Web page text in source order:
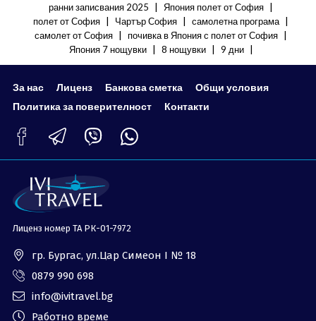
ОЩЕ
За нас - Ivi Travel
Лиценз
Банкова сметка
Общи условия
Политика за
поверителност
Контакти
0879 990 698
ранни записвания 2025 | Япония полет от София |
полет от София | Чартър София | самолетна програма |
самолет от София | почивка в Япония с полет от София |
Япония 7 нощувки | 8 нощувки | 9 дни |
За нас Лиценз Банкова сметка
Общи условия
Политика за поверителност
Контакти
Лиценз номер ТА РК-01-7972
гр. Бургас, ул.Цар Симеон I № 18
0879 990 698
info@ivitravel.bg
Работно време